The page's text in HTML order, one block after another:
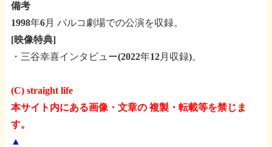
備考
1998年6月 パルコ劇場での公演を収録。
[映像特典]
・三谷幸喜インタビュー(2022年12月収録)。
(C) straight life
本サイト内にある画像・文章の 複製・転載等を禁じま
す。
▲